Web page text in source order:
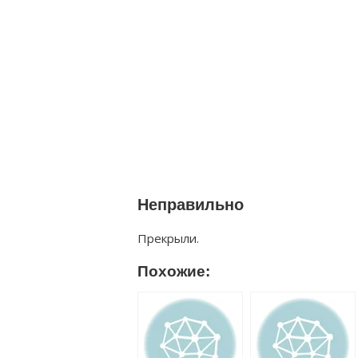
Неправильно
Прекрыли.
Похожие: